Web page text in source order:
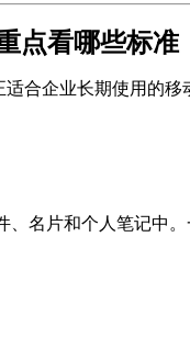
点看哪些标准
合企业长期使用的
名片和个人笔记中